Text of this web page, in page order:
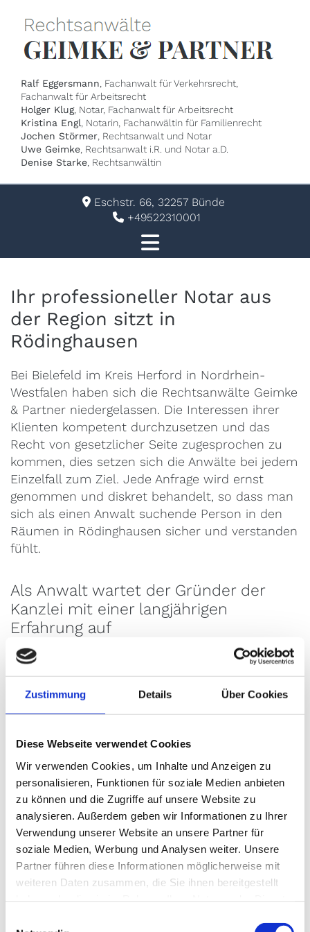
Zustimmung Details Über Cookies
Diese Webseite verwendet Cookies
Wir verwenden Cookies, um Inhalte und Anzeigen zu
personalisieren, Funktionen für soziale Medien anbieten
zu können und die Zugriffe auf unsere Website zu
analysieren. Außerdem geben wir Informationen zu Ihrer
Verwendung unserer Website an unsere Partner für
soziale Medien, Werbung und Analysen weiter. Unsere
Partner führen diese Informationen möglicherweise mit
weiteren Daten zusammen, die Sie ihnen bereitgestellt
Ralf Eggersmann , Fachanwalt für Verkehrsrecht,
Fachanwalt für Arbeitsrecht
Holger Klug, Notar, Fachanwalt für Arbeitsrecht
Kristina Engl , Notarin, Fachanwältin für Familienrecht
Jochen Störmer , Rechtsanwalt und Notar
Uwe Geimke , Rechtsanwalt i.R. und Notar a.D.
Denise Starke , Rechtsanwältin
Eschstr. 66, 32257 Bünde
 +49522310001
Ihr professioneller Notar aus
der Region sitzt in
Rödinghausen
Bei Bielefeld im Kreis Herford in Nordrhein-
Westfalen haben sich die Rechtsanwälte Geimke
& Partner niedergelassen. Die Interessen ihrer
Klienten kompetent durchzusetzen und das
Recht von gesetzlicher Seite zugesprochen zu
kommen, dies setzen sich die Anwälte bei jedem
Einzelfall zum Ziel. Jede Anfrage wird ernst
genommen und diskret behandelt, so dass man
sich als einen Anwalt suchende Person in den
Räumen in Rödinghausen sicher und verstanden
fühlt.
Als Anwalt wartet der Gründer der
Kanzlei mit einer langjährigen
Erfahrung auf
Die Kanzlei der Rechtsanwälte Geimke & Partner
kann auf eine lange Historie zurückblicken und
deshalb mit empathischen und versierten
Fachleuten aufwarten. Gegründet wurde die
Firma mit Sitz in der Nähe von Bielefeld bereits
beinahe zwei Jahrzehnte alleine führte. Im Jahr
2000 stieß der ebenfalls erfahrende
Rechtsanwalt Ralf Eggersmann zum
Unternehmen, das sich schon zu Beginn auf
rechtliche Angelegenheiten spezialisiert hat. Nur
vier Jahre später gehörte auch Holger Klug, der
sich sowohl als Rechtsanwalt als auch als Notar
zahlreiche Fähigkeiten und Kenntnisse aneignen
konnte, zur auch von Münster oder Hannover
leicht zu erreichenden Kanzlei.